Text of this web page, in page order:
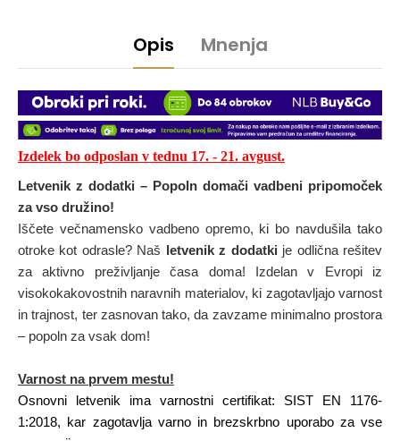
Opis Mnenja
Izdelek bo odposlan v tednu 17. - 21. avgust.
Letvenik z dodatki – Popoln domači vadbeni pripomoček
za vso družino!
Iščete večnamensko vadbeno opremo, ki bo navdušila tako
otroke kot odrasle? Naš
letvenik z dodatki je odlična rešitev
za aktivno preživljanje časa doma! Izdelan v Evropi iz
visokokakovostnih naravnih materialov, ki zagotavljajo varnost
in trajnost, ter zasnovan tako, da zavzame minimalno prostora
– popoln za vsak dom!
Varnost na prvem mestu!
Osnovni letvenik ima varnostni certifikat: SIST EN 1176-
1:2018, kar zagotavlja varno in brezskrbno uporabo za vse